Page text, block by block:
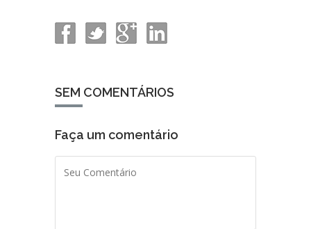
SEM COMENTÁRIOS
Faça um comentário